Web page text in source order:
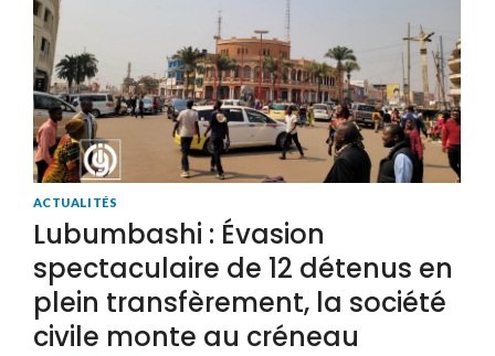
ACTUALITÉS
Lubumbashi : Évasion
spectaculaire de 12 détenus en
plein transfèrement, la société
civile monte au créneau